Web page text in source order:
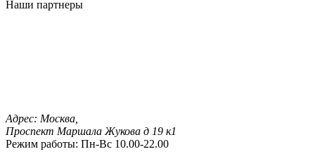
Наши партнеры
Адрес: Москва,
Проспект Маршала Жукова д 19 к1
Режим работы: Пн-Вс 10.00-22.00